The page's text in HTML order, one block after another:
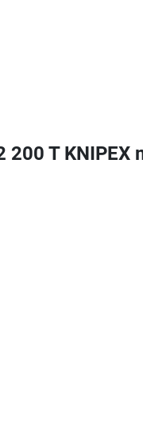
T KNIPEX